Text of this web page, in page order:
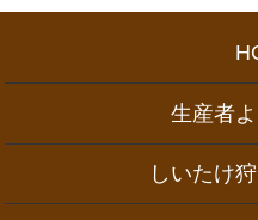
生産者
しいたけ